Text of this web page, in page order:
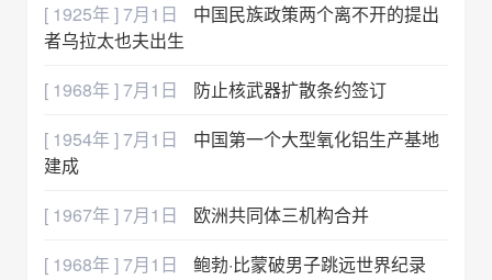
[ 1925年 ] 7月1日
中国民族政策两个离不开的提出
者乌拉太也夫出生
[ 1968年 ] 7月1日
防止核武器扩散条约签订
[ 1954年 ] 7月1日
中国第一个大型氧化铝生产基地
建成
[ 1967年 ] 7月1日
欧洲共同体三机构合并
[ 1968年 ] 7月1日
鲍勃·比蒙破男子跳远世界纪录